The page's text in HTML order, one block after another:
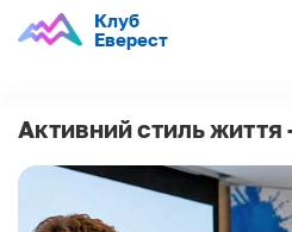
Клуб
Еверест
Активний стиль